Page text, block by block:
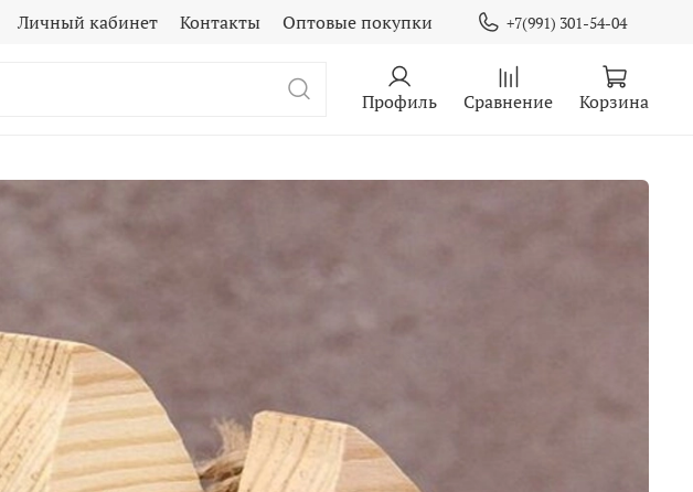
Личный кабинет Контакты Оптовые покупки +7(991) 301-54-04
Профиль Сравнение Корзина